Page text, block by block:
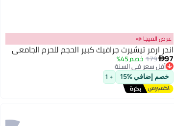
3
عرض الميجا 📣
اندر ارمر تيشيرت جرافيك كبير الحجم للحرم الجامعي
97
179خصم 45%
أقل سعر في السنة
توصيل مجاني
أقل سعر في السنة
خصم إضافي %15 + 1